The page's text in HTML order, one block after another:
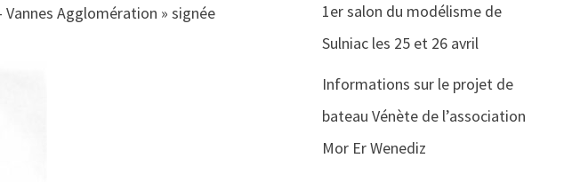
Agglomération » signée
1er salon du modélisme de
Sulniac les 25 et 26 avril
Informations sur le projet de
bateau Vénète de l’association
Mor Er Wenediz